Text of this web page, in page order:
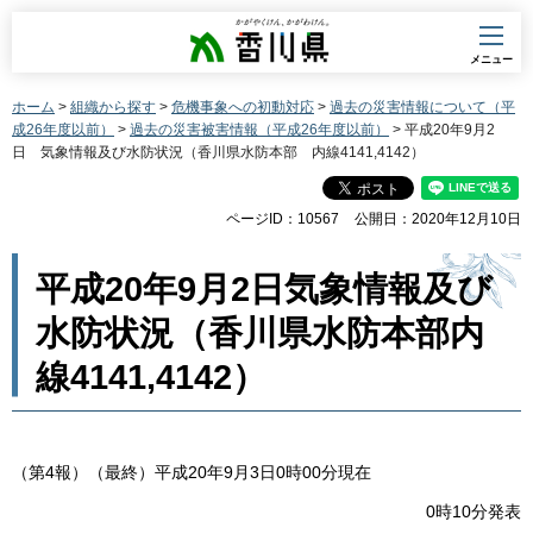
香川県
メニュー
ホーム > 組織から探す > 危機事象への初動対応 > 過去の災害情報について（平
成26年度以前）
> 過去の災害被害情報（平成26年度以前）
> 平成20年9月2
日 気象情報及び水防状況（香川県水防本部 内線4141,4142）
ページID：10567 公開日：2020年12月10日
平成20年9月2日気象情報及び
水防状況（香川県水防本部内
線4141,4142）
（第4報）（最終）平成20年9月3日0時00分現在
0時10分発表